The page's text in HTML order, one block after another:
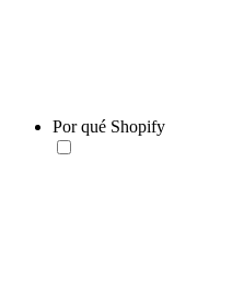
Por qué Shopify